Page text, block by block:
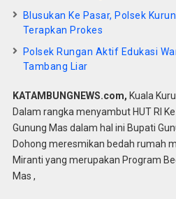
Blusukan Ke Pasar, Polsek
Terapkan Prokes
Polsek Rungan Aktif Edukasi
Tambang Liar
KATAMBUNGNEWS.com, Kuala
Dalam rangka menyambut HUT RI
Gunung Mas dalam hal ini Bupati
Dohong meresmikan bedah rumah
Miranti yang merupakan Program
Mas ,